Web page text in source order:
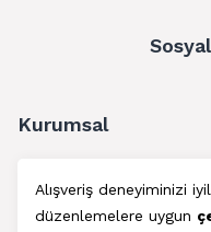
Alışveriş deneyiminizi
düzenlemelere uygun
Kurumsal
Müşteri Hizmetleri